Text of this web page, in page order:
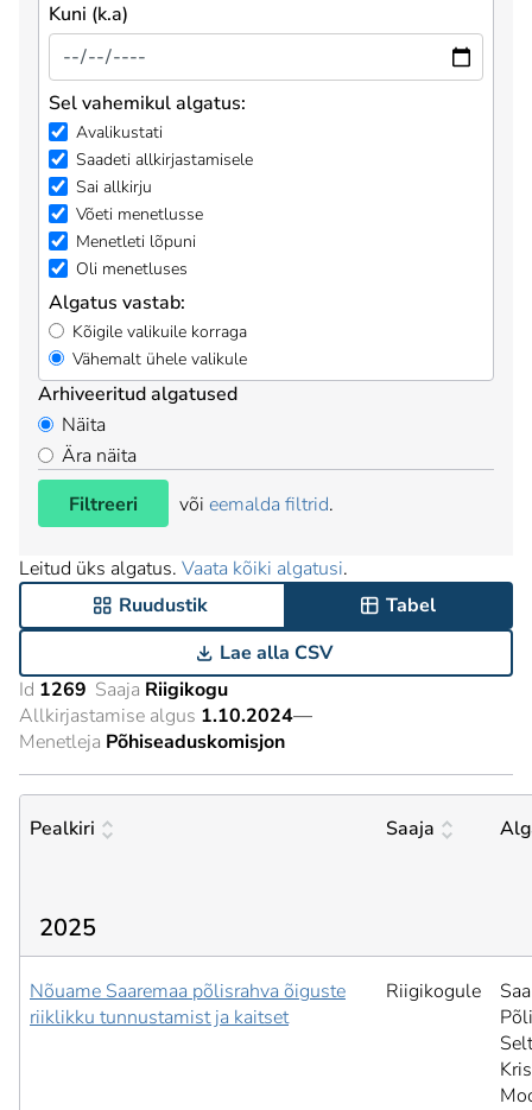
Kuni (k.a)
Sel vahemikul algatus:
Avalikustati
Saadeti allkirjastamisele
Sai allkirju
Võeti menetlusse
Menetleti lõpuni
Oli menetluses
Algatus vastab:
Kõigile valikuile korraga
Vähemalt ühele valikule
Arhiveeritud algatused
Näita
Ära näita
Filtreeri
või eemalda filtrid.
Leitud üks algatus. Vaata kõiki algatusi.
Ruudustik
Tabel
Lae alla CSV
Id 1269 Saaja Riigikogu
Allkirjastamise algus 1.10.2024—
Menetleja Põhiseaduskomisjon
Pealkiri Saaja
2025
Nõuame Saaremaa põlisrahva õiguste
riiklikku tunnustamist ja kaitset
Riigikogule